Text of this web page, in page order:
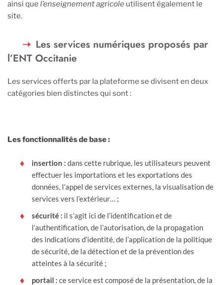
ainsi que l’enseignement agricole utilisent également le
site.
Les services numériques proposés par
l’ENT Occitanie
Les services offerts par la plateforme se divisent en deux
catégories bien distinctes qui sont :
Les fonctionnalités de base :
insertion : dans cette rubrique, les utilisateurs peuvent
effectuer les importations et les exportations des
données, l’appel de services externes, la visualisation de
services vers l’extérieur… ;
sécurité : il s’agit ici de l’identification et de
l’authentification, de l’autorisation, de la propagation
des indications d’identité, de l’application de la politique
de sécurité, de la détection et de la prévention des
atteintes à la sécurité ;
portail : ce service est composé de la présentation, de la